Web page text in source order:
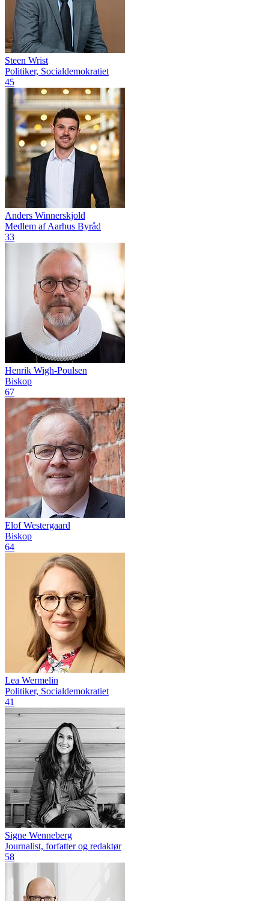
Steen Wrist
Politiker, Socialdemokratiet
45
Anders Winnerskjold
Medlem af Aarhus Byråd
33
Henrik Wigh-Poulsen
Biskop
67
Elof Westergaard
Biskop
64
Lea Wermelin
Politiker, Socialdemokratiet
41
Signe Wenneberg
Journalist, forfatter og redaktør
58